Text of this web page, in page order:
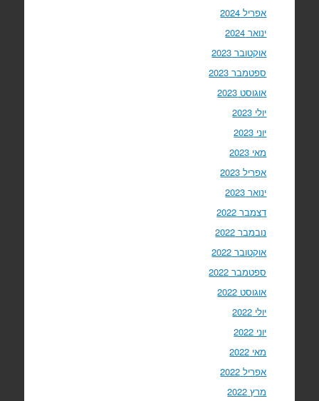
אפריל 2024
ינואר 2024
אוקטובר 2023
ספטמבר 2023
אוגוסט 2023
יולי 2023
יוני 2023
מאי 2023
אפריל 2023
ינואר 2023
דצמבר 2022
נובמבר 2022
אוקטובר 2022
ספטמבר 2022
אוגוסט 2022
יולי 2022
יוני 2022
מאי 2022
אפריל 2022
מרץ 2022